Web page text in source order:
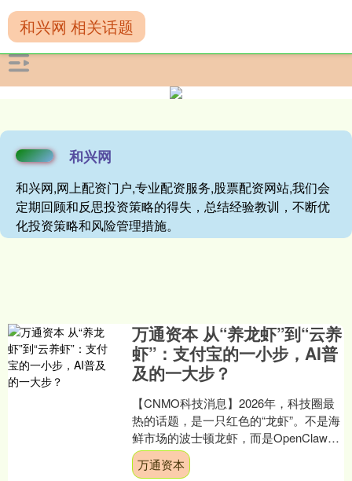
和兴网
和兴网,网上配资门户,专业配资服务,股票配资网站,我们会
定期回顾和反思投资策略的得失，总结经验教训，不断优
化投资策略和风险管理措施。
和兴网 相关话题
万通资本 从“养龙虾”到“云养
虾”：支付宝的一小步，AI普
及的一大步？
【CNMO科技消息】2026年，科技圈最
热的话题，是一只红色的“龙虾”。不是海
鲜市场的波士顿龙虾，而是OpenClaw
——一个因官方红色图标酷似龙虾而被
网友冠名....
万通资本